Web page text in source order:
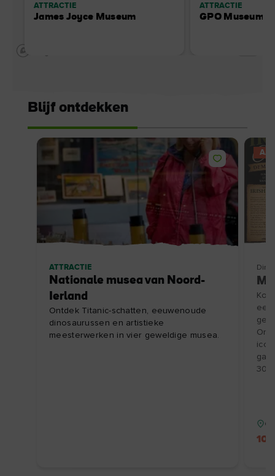
ATTRACTIE
James Joyce Museum
ATTRACTIE
GPO Museum
Blijf ontdekken
ATTRACTIE
Nationale musea van Noord-
Ierland
Ontdek Titanic-schatten, eeuwenoude
dinosaurussen en artistieke
meesterwerken in vier geweldige musea.
een
30/